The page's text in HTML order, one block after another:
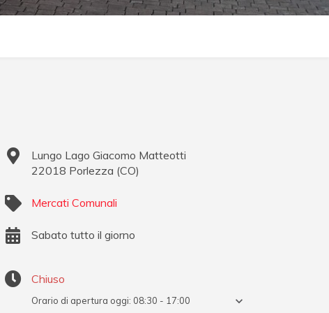
Lungo Lago Giacomo Matteotti
22018 Porlezza (CO)
Mercati Comunali
Sabato tutto il giorno
Chiuso
Orario di apertura oggi: 08:30 - 17:00